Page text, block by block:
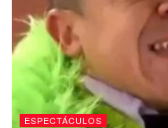
ESPECTÁCULOS